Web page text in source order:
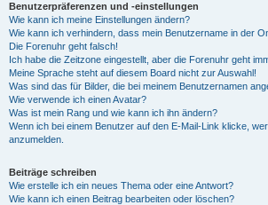
Benutzerpräferenzen und -einstellungen
Wie kann ich meine Einstellungen ändern?
Wie kann ich verhindern, dass mein Benutzername in der
Die Forenuhr geht falsch!
Ich habe die Zeitzone eingestellt, aber die Forenuhr geht
Meine Sprache steht auf diesem Board nicht zur Auswahl!
Was sind das für Bilder, die bei meinem Benutzernamen
Wie verwende ich einen Avatar?
Was ist mein Rang und wie kann ich ihn ändern?
Wenn ich bei einem Benutzer auf den E-Mail-Link klicke,
anzumelden.
Beiträge schreiben
Wie erstelle ich ein neues Thema oder eine Antwort?
Wie kann ich einen Beitrag bearbeiten oder löschen?